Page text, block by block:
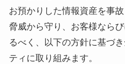
お預かりした情報資産を事
脅威から守り、お客様なら
るべく、以下の方針に基づ
ティに取り組みます。